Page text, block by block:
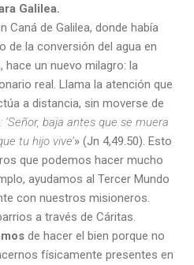
Galilea.
Caná de Galilea, donde había
de la conversión del agua en
hace un nuevo milagro: la
real. Llama la atención que
a distancia, sin moverse de
baja antes que se muera
tu hijo vive’» (Jn 4,49.50). Esto
que podemos hacer mucho
ayudamos al Tercer Mundo
con nuestros misioneros.
a través de Cáritas.
de hacer el bien porque no
físicamente presentes en